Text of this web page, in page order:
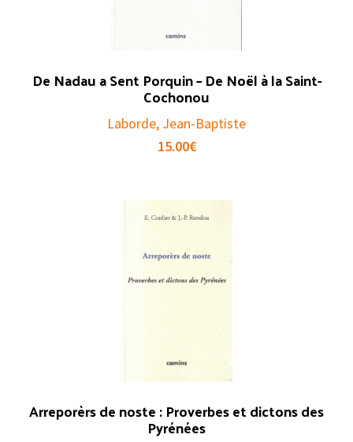
De Nadau a Sent Porquin – De Noël à la Saint-
Cochonou
Laborde, Jean-Baptiste
15.00€
Arreporèrs de noste : Proverbes et dictons des
Pyrénées